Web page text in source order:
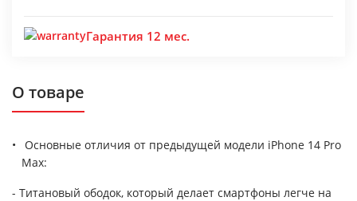
Гарантия 12 мес.
О товаре
Основные отличия от предыдущей модели iPhone 14 Pro
Max:
- Титановый ободок, который делает смартфоны легче на